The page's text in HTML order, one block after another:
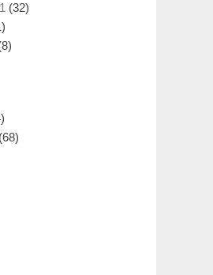
(32)
(68)